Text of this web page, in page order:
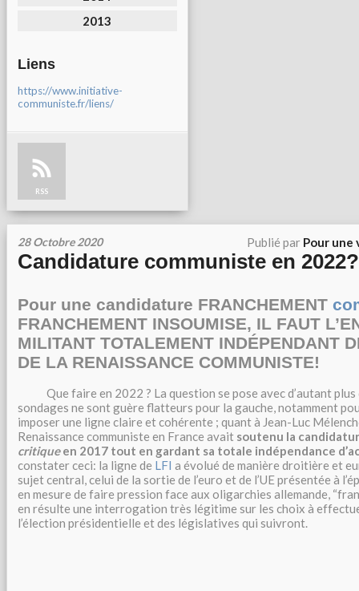
2013
Liens
https://www.initiative-
communiste.fr/liens/
RSS
28 Octobre 2020 Publié par Pour une
Candidature communiste en 2022?
Pour une candidature FRANCHEMENT
FRANCHEMENT INSOUMISE, IL FAUT
MILITANT TOTALEMENT INDÉPENDANT
DE LA RENAISSANCE COMMUNISTE!
Que faire en 2022 ? La question se pose avec d’autant plus
sondages ne sont guère flatteurs pour la gauche, notamment
imposer une ligne claire et cohérente ; quant à Jean-Luc
Renaissance communiste en France avait soutenu la
critiqueen 2017 tout en gardant sa totale indépendance
constater ceci: la ligne de LFI a évolué de manière droitière et
sujet central, celui de la sortie de l’euro et de l’UE présentée à
en mesure de faire pression face aux oligarchies allemande,
en résulte une interrogation très légitime sur les choix à
l’élection présidentielle et des législatives qui suivront.